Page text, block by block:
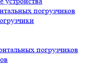
погрузчиков
погрузчиков